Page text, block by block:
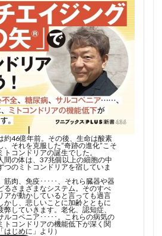
約46億年前。その後、生命は酸素
、それを克服した”奇跡の進化”こそ
トコンドリアの誕生でした。
間の体は、37兆個以上の細胞の中
つのミトコンドリアを宿していま
筋肉、免疫･････、それら臓器や器
るさまざまなシステム。そのすべ
アが動かしていると言っても過言
かし、悲しいことに加齢とともに
弊していきます。老化、認知症、
ルコペニア･････。これらの病気の
トコンドリアの機能低下が深く関
はじめに」より）